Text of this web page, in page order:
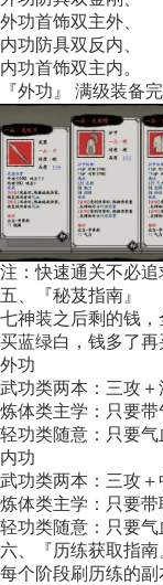
外功首饰双主外、
内功防具双反内、
内功首饰双主内。
『外功』 满级装备
注：快速通关不必追
五、『秘芨指南』
七神装之后剩的钱
买蓝绿白，钱多了再
外功
武功类两本：三攻
炼体类主学：只要
轻功类随意：只要
内功
武功类两本：三攻
炼体类主学：只要
轻功类随意：只要
六、『历练获取指南
每个阶段刷历练的